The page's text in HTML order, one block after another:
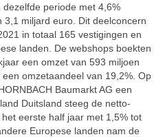
periode met 4,6%
miljard euro. Dit deelconcern
in totaal 165 vestigingen en
landen. De webshops boekten
een omzet van 593 miljoen
omzetaandeel van 19,2%. Op
Baumarkt AG een
Duitsland steeg de netto-
eerste half jaar met 1,5% tot
Europese landen nam de